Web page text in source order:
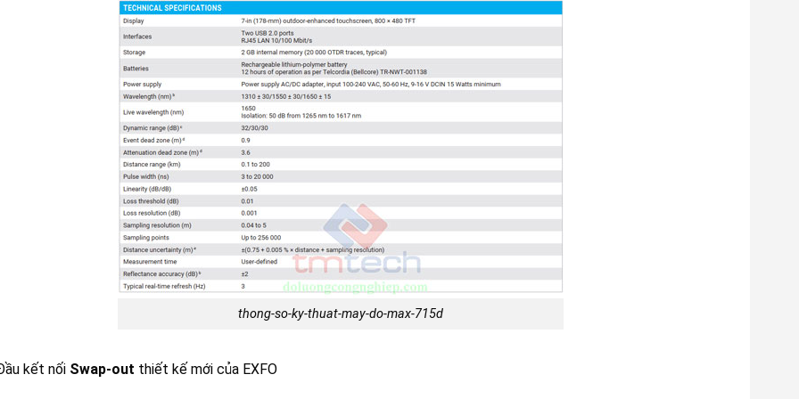
thong-so-ky-thuat-may-do-max-715d
kết nối Swap-out thiết kế mới của EXFO